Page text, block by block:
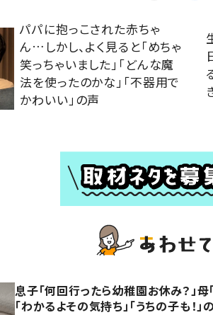
パパに抱っこされた赤ちゃ
ん…しかし、よく見ると「めちゃ
笑っちゃいました」「どんな魔
法を使ったのかな」「不器用で
かわいい」の声
息子「何回行ったら幼稚園お休み？」
「わかるよその気持ち」「うちの子も！」